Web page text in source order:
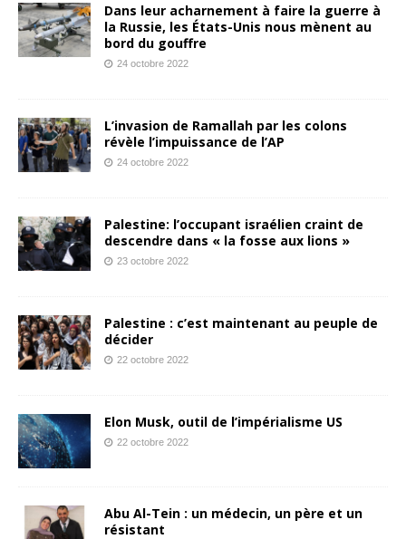
Dans leur acharnement à faire la guerre à
la Russie, les États-Unis nous mènent au
bord du gouffre
24 octobre 2022
L’invasion de Ramallah par les colons
révèle l’impuissance de l’AP
24 octobre 2022
Palestine: l’occupant israélien craint de
descendre dans « la fosse aux lions »
23 octobre 2022
Palestine : c’est maintenant au peuple de
décider
22 octobre 2022
Elon Musk, outil de l’impérialisme US
22 octobre 2022
Abu Al-Tein : un médecin, un père et un
résistant